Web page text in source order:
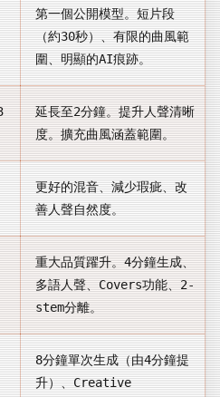
第一個公開模型。短片段
（約30秒）、有限的曲風範
圍、明顯的AI痕跡。
延長至2分鐘。提升人聲清晰
度。擴充曲風涵蓋範圍。
更好的混音、減少瑕疵、改
善人聲自然度。
重大品質躍升。4分鐘生成、
多語人聲、Covers功能、2-
stem分離。
8分鐘單次生成（由4分鐘提
升）、Creative